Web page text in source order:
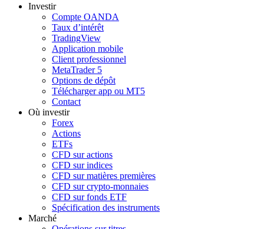
Investir
Compte OANDA
Taux d’intérêt
TradingView
Application mobile
Client professionnel
MetaTrader 5
Options de dépôt
Télécharger app ou MT5
Contact
Où investir
Forex
Actions
ETFs
CFD sur actions
CFD sur indices
CFD sur matières premières
CFD sur crypto-monnaies
CFD sur fonds ETF
Spécification des instruments
Marché